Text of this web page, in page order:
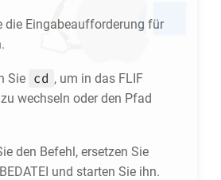
die Eingabeaufforderung für
Sie cd , um in das FLIF
wechseln oder den Pfad
den Befehl, ersetzen Sie
und starten Sie ihn.